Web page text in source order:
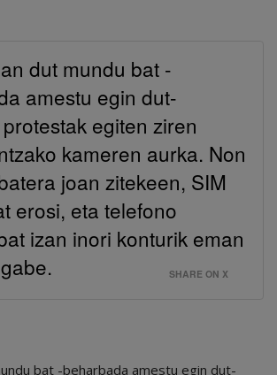
dut mundu bat -
amestu egin dut-
egiten ziren
kameren aurka. Non
joan zitekeen, SIM
erosi, eta telefono
izan inori konturik eman
SHARE ON X
bat -beharbada amestu egin dut-